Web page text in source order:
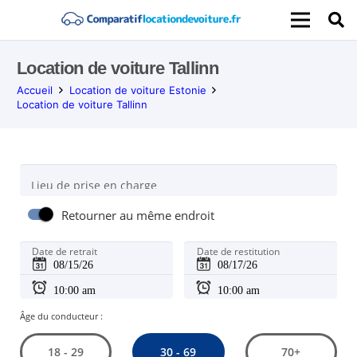
Location de voiture Tallinn
Accueil
Location de voiture Estonie
Location de voiture Tallinn
Lieu de prise en charge
Retourner au même endroit
Date de retrait Date de restitution
Âge du conducteur :
18 - 29 30 - 69 70+